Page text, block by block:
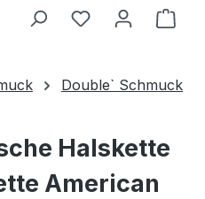
Du hast 0
Double` Schmuck
Halskette
American